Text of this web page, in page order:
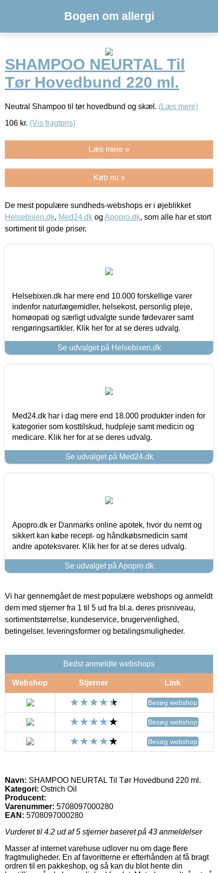
Bogen om allergi
SHAMPOO NEURTAL Til
Tør Hovedbund 220 ml.
Neutral Shampoo til tør hovedbund og skæl. (Læs mere)
106 kr. (Vis fragtpris)
Læs mere »
Køb nu »
De mest populære sundheds-webshops er i øjeblikket
Helsebixen.dk, Med24.dk og Apopro.dk, som alle har et stort
sortiment til gode priser.
Helsebixen.dk har mere end 10.000 forskellige varer
indenfor naturlægemidler, helsekost, personlig pleje,
homøopati og særligt udvalgte sunde fødevarer samt
rengøringsartikler. Klik her for at se deres udvalg.
Se udvalget på Helsebixen.dk
Med24.dk har i dag mere end 18.000 produkter inden for
kategorier som kosttilskud, hudpleje samt medicin og
medicare. Klik her for at se deres udvalg.
Se udvalget på Med24.dk
Apopro.dk er Danmarks online apotek, hvor du nemt og
sikkert kan købe recept- og håndkøbsmedicin samt
andre apoteksvarer. Klik her for at se deres udvalg.
Se udvalget på Apopro.dk
Vi har gennemgået de mest populære webshops og anmeldt
dem med stjerner fra 1 til 5 ud fra bl.a. deres prisniveau,
sortimentstørrelse, kundeservice, brugervenlighed,
betingelser, leveringsformer og betalingsmuligheder.
Bedst anmeldte webshops
Webshop Stjerner Link
Besøg webshop
Besøg webshop
Besøg webshop
Navn: SHAMPOO NEURTAL Til Tør Hovedbund 220 ml.
Kategori: Ostrich Oil
Producent:
Varenummer: 5708097000280
EAN: 5708097000280
Vurderet til 4.2 ud af 5 stjerner baseret på 43 anmeldelser
Masser af internet varehuse udlover nu om dage flere
fragtmuligheder. En af favoritterne er efterhånden at få bragt
ordren til en pakkeshop, og så kan du blot hente din